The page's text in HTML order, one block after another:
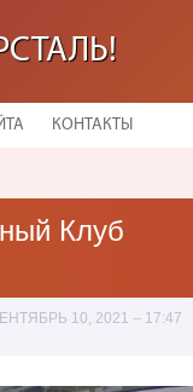
КОНТАКТЫ
Клуб
10, 2021 – 17:47